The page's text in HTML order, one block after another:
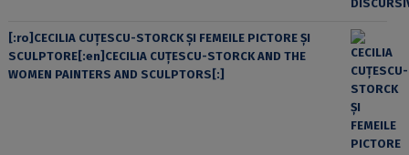
[:ro]CECILIA CUŢESCU-STORCK ŞI FEMEILE PICTORE ŞI
SCULPTORE[:en]CECILIA CUŢESCU-STORCK AND THE
WOMEN PAINTERS AND SCULPTORS[:]